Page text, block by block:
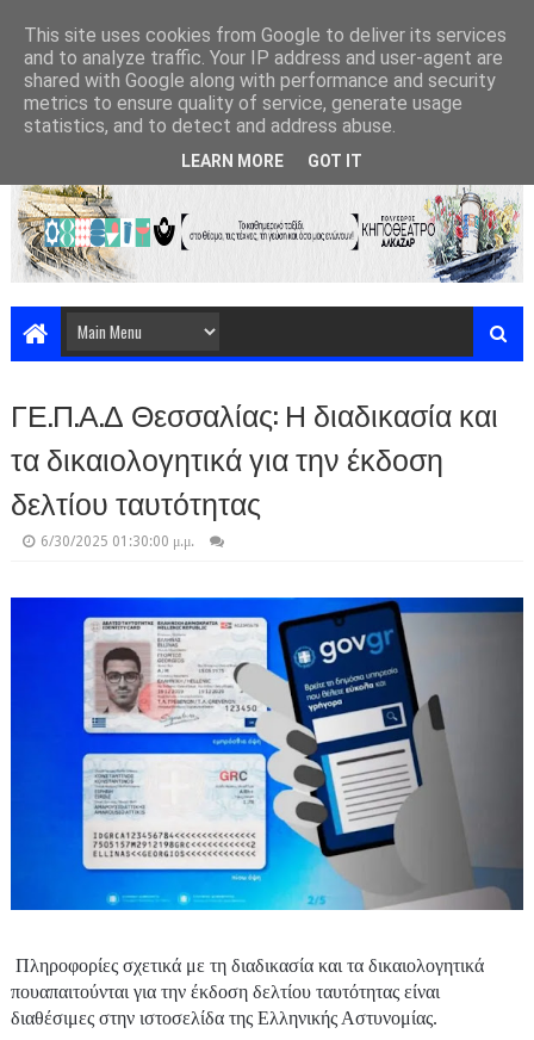
ΓΕ.Π.Α.Δ Θεσσαλίας: Η διαδικασία και
τα δικαιολογητικά για την έκδοση
δελτίου ταυτότητας
6/30/2025 01:30:00 μ.μ.
Πληροφορίες σχετικά με τη διαδικασία και τα δικαιολογητικά
πουαπαιτούνται για την έκδοση δελτίου ταυτότητας είναι
διαθέσιμες στην ιστοσελίδα της Ελληνικής Αστυνομίας.
This site uses cookies from Google to deliver its services
and to analyze traffic. Your IP address and user-agent are
shared with Google along with performance and security
metrics to ensure quality of service, generate usage
statistics, and to detect and address abuse.
LEARN MORE GOT IT